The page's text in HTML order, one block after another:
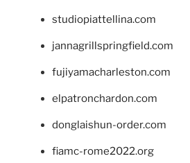
studiopiattellina.com
jannagrillspringfield.com
fujiyamacharleston.com
elpatronchardon.com
donglaishun-order.com
fiamc-rome2022.org